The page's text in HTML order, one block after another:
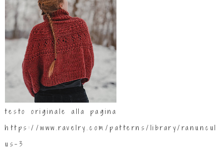
testo originale alla pagina
https://www.ravelry.com/patterns/library/ranuncul
us-3